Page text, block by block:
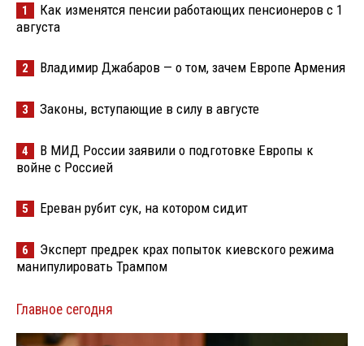
1
Как изменятся пенсии работающих пенсионеров с 1
августа
2 Владимир Джабаров — о том, зачем Европе Армения
3 Законы, вступающие в силу в августе
4
В МИД России заявили о подготовке Европы к
войне с Россией
5 Ереван рубит сук, на котором сидит
6
Эксперт предрек крах попыток киевского режима
манипулировать Трампом
Главное сегодня